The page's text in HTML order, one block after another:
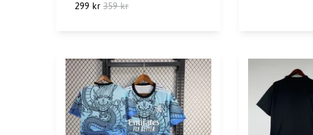
299 kr 359 kr